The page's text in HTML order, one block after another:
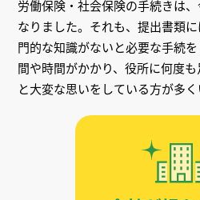
労働保険・社会保険の手続きは
なりました。それも、提出書類
門的な知識がないと必要な手続
間や時間がかかり、役所に何度
と大変な思いをしている方が多く